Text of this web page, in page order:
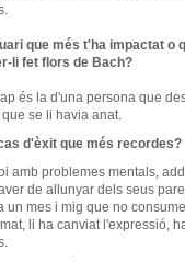
que més t'ha impactat o
li fet flors de Bach?
és la d'una persona que
se li havia anat.
d'èxit que més recordes?
amb problemes mentals ,
de allunyar dels seus
un mes i mig que no
li ha canviat l'expressió,